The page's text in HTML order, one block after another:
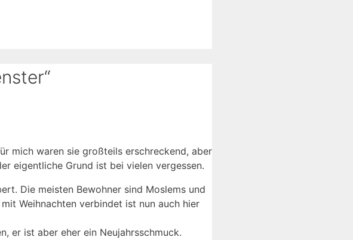
mich waren sie großteils erschreckend, aber
eigentliche Grund ist bei vielen vergessen.
Die meisten Bewohner sind Moslems und
Weihnachten verbindet ist nun auch hier
er ist aber eher ein Neujahrsschmuck.